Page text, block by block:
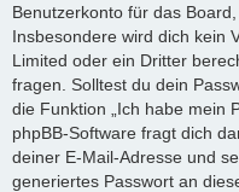
Benutzerkonto für das
Insbesondere wird dich kein
Limited oder ein Dritter
fragen. Solltest du dein
die Funktion „Ich habe mein
phpBB-Software fragt dich
deiner E-Mail-Adresse und
generiertes Passwort an